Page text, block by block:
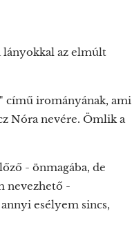
lányokkal az elmúlt
című irományának, ami
Nóra nevére. Ömlik a
- önmagába, de
nevezhető -
esélyem sincs,